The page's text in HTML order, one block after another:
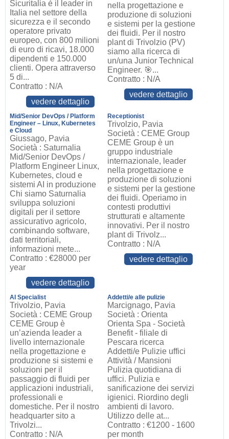
Sicuritalia è il leader in
Italia nel settore della
sicurezza e il secondo
operatore privato
europeo, con 800 milioni
di euro di ricavi, 18.000
dipendenti e 150.000
clienti. Opera attraverso
5 di...
Contratto : N/A
vedere dettaglio
nella progettazione e
produzione di soluzioni
e sistemi per la gestione
dei fluidi. Per il nostro
plant di Trivolzio (PV)
siamo alla ricerca di
un/una Junior Technical
Engineer. 🎯...
Contratto : N/A
vedere dettaglio
Mid/Senior DevOps / Platform
Engineer – Linux, Kubernetes
e Cloud
Giussago, Pavia
Società : Saturnalia
Mid/Senior DevOps /
Platform Engineer Linux,
Kubernetes, cloud e
sistemi AI in produzione
Chi siamo Saturnalia
sviluppa soluzioni
digitali per il settore
assicurativo agricolo,
combinando software,
dati territoriali,
informazioni mete...
Contratto : €28000 per
year
vedere dettaglio
Receptionist
Trivolzio, Pavia
Società : CEME Group
CEME Group è un
gruppo industriale
internazionale, leader
nella progettazione e
produzione di soluzioni
e sistemi per la gestione
dei fluidi. Operiamo in
contesti produttivi
strutturati e altamente
innovativi. Per il nostro
plant di Trivolz...
Contratto : N/A
vedere dettaglio
AI Specialist
Trivolzio, Pavia
Società : CEME Group
CEME Group è
un’azienda leader a
livello internazionale
nella progettazione e
produzione si sistemi e
soluzioni per il
passaggio di fluidi per
applicazioni industriali,
professionali e
domestiche. Per il nostro
headquarter sito a
Trivolzi...
Contratto : N/A
Addetti/e alle pulizie
Marcignago, Pavia
Società : Orienta
Orienta Spa - Società
Benefit - filiale di
Pescara ricerca
Addetti/e Pulizie uffici
Attività / Mansioni
Pulizia quotidiana di
uffici. Pulizia e
sanificazione dei servizi
igienici. Riordino degli
ambienti di lavoro.
Utilizzo delle at...
Contratto : €1200 - 1600
per month